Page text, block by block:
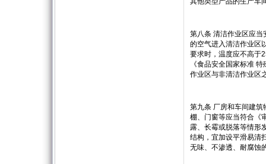
第八条 清洁作业区应
的空气进入清洁作业区
要求时，温度应不高于
《食品安全国家标准
作业区与非清洁作业区
第九条 厂房和车间建
棚、门窗等应当符合《
露、长霉或脱落等情形
结构，宜加设平滑易清
无味、不渗透、耐腐蚀